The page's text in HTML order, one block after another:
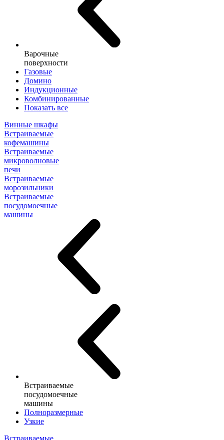
Варочные
поверхности
Газовые
Домино
Индукционные
Комбинированные
Показать все
Винные шкафы
Встраиваемые
кофемашины
Встраиваемые
микроволновые
печи
Встраиваемые
морозильники
Встраиваемые
посудомоечные
машины
Встраиваемые
посудомоечные
машины
Полноразмерные
Узкие